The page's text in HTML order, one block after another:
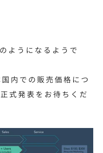
ようになるようで
内での販売価格につ
式発表をお待ちくだ